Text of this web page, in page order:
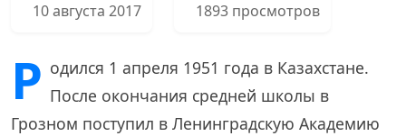
10 августа 2017 1893 просмотров
Р одился 1 апреля 1951 года в Казахстане.
После окончания средней школы в
Грозном поступил в Ленинградскую Академию